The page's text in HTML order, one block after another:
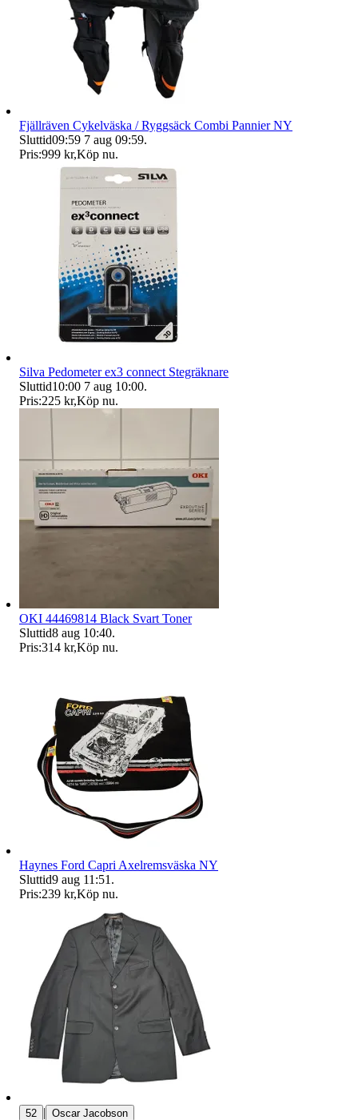
Fjällräven Cykelväska / Ryggsäck Combi Pannier NY
Sluttid09:59 7 aug 09:59.
Pris:999 kr,Köp nu.
Silva Pedometer ex3 connect Stegräknare
Sluttid10:00 7 aug 10:00.
Pris:225 kr,Köp nu.
OKI 44469814 Black Svart Toner
Sluttid8 aug 10:40.
Pris:314 kr,Köp nu.
Haynes Ford Capri Axelremsväska NY
Sluttid9 aug 11:51 .
Pris:239 kr,Köp nu.
52 | Oscar Jacobson